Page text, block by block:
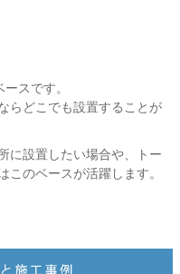
スです。
らどこでも設置することが
に設置したい場合や、トー
このベースが活躍します。